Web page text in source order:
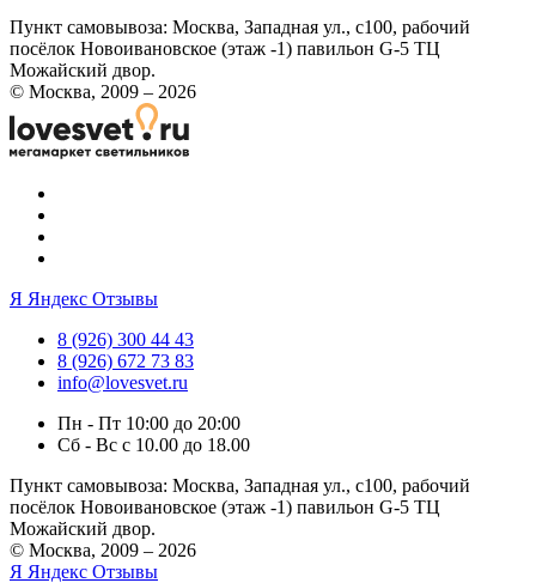
Пункт самовывоза: Москва, Западная ул., с100, рабочий
посёлок Новоивановское (этаж -1) павильон G-5 ТЦ
Можайский двор.
© Москва, 2009 – 2026
Я Яндекс Отзывы
8 (926) 300 44 43
8 (926) 672 73 83
info@lovesvet.ru
Пн - Пт 10:00 до 20:00
Сб - Вс с 10.00 до 18.00
Пункт самовывоза: Москва, Западная ул., с100, рабочий
посёлок Новоивановское (этаж -1) павильон G-5 ТЦ
Можайский двор.
© Москва, 2009 – 2026
Я Яндекс Отзывы